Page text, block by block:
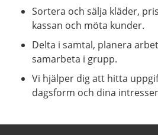
Sortera och sälja kläder,
kassan och möta kunder.
Delta i samtal, planera
samarbeta i grupp.
Vi hjälper dig att hitta
dagsform och dina